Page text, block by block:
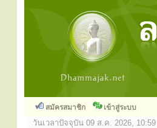
สมัครสมาชิก เข้าสู่ระบบ
วันเวลาปัจจุบัน 09 ส.ค. 2026, 10:59